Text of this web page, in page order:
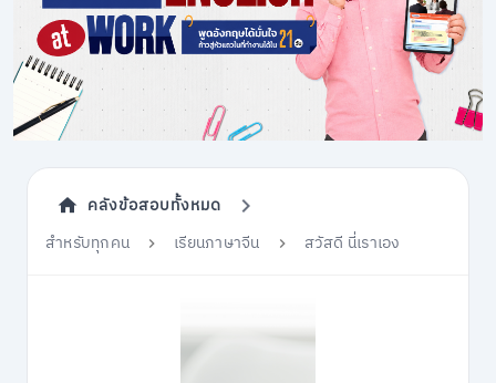
คลังข้อสอบทั้งหมด
สำหรับทุกคน
เรียนภาษาจีน สวัสดี นี่เราเอง